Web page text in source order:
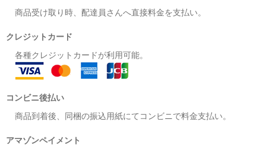
商品受け取り時、配達員さんへ直接料金を支払い。
クレジットカード
各種クレジットカードが利用可能。
コンビニ後払い
商品到着後、同梱の振込用紙にてコンビニで料金支払い。
アマゾンペイメント